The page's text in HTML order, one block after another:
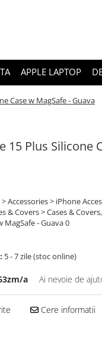
APPLE LAPTOP
Case w MagSafe - Guava
15 Plus Silicone
Accessories > iPhone
& Covers > Cases &
MagSafe - Guava 0
5 - 7 zile (stoc online)
a Ai nevoie de
Cere informatii